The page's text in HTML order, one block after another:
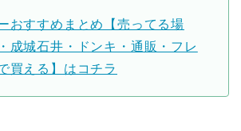
おすすめまとめ【売ってる場
成城石井・ドンキ・通販・フレ
買える】はコチラ